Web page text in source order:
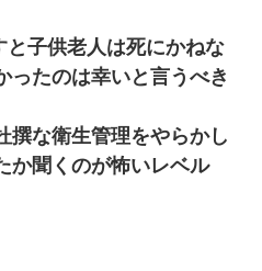
子供老人は死にかねな
ったのは幸いと言うべき
撰な衛生管理をやらかし
か聞くのが怖いレベル